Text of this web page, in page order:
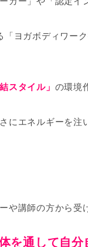
「ヨガボディワー
結スタイル」 の環境
にエネルギーを注
や講師の方から受
を通して自